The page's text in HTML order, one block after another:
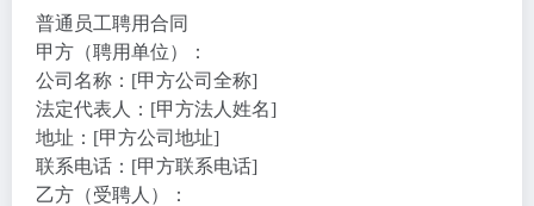
普通员工聘用合同
甲方（聘用单位）：
公司名称：[甲方公司全称]
法定代表人：[甲方法人姓名]
地址：[甲方公司地址]
联系电话：[甲方联系电话]
乙方（受聘人）：